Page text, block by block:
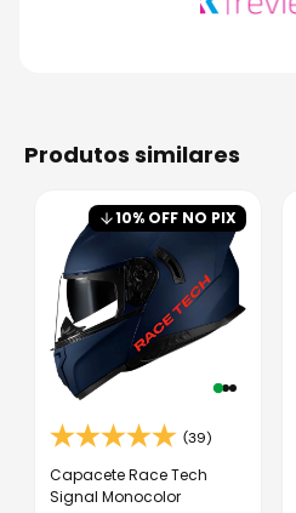
produtos similares
10% OFF NO PIX
(39)
Capacete Race Tech
Signal Monocolor